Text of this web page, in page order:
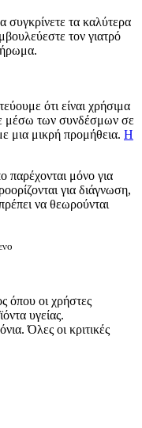
συγκρίνετε τα καλύτερα
τον γιατρό
ότι είναι χρήσιμα
μέσω των συνδέσμων σε
μια μικρή προμήθεια. Η
παρέχονται μόνο για
για διάγνωση,
να θεωρούνται
όπου οι χρήστες
υγείας.
Όλες οι κριτικές